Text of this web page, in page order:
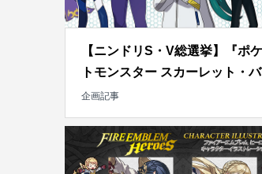
【ニンドリS・V総選挙】『ポ
トモンスター スカーレット・
企画記事